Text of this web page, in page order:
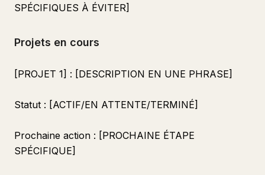
SPÉCIFIQUES À ÉVITER]
Projets en cours
[PROJET 1] : [DESCRIPTION EN UNE PHRASE]
Statut : [ACTIF/EN ATTENTE/TERMINÉ]
Prochaine action : [PROCHAINE ÉTAPE
SPÉCIFIQUE]